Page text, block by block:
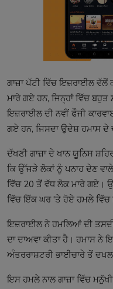
ਗਾਜ਼ਾ ਪੱਟੀ ਵਿੱਚ ਇਜ਼ਰਾਈਲ
ਮਾਰੇ ਗਏ ਹਨ, ਜਿਨ੍ਹਾਂ ਵਿੱਚ
ਇਜ਼ਰਾਈਲ ਦੀ ਨਵੀਂ ਫੌਜੀ
ਗਏ ਹਨ, ਜਿਸਦਾ ਉਦੇਸ਼ ਹਮਾਸ ਦੇ
ਦੱਖਣੀ ਗਾਜ਼ਾ ਦੇ ਖਾਨ ਯੂਨਿਸ
ਕਿ ਉੱਜੜੇ ਲੋਕਾਂ ਨੂੰ ਪਨਾਹ ਦੇਣ
ਵਿੱਚ 20 ਤੋਂ ਵੱਧ ਲੋਕ ਮਾਰੇ ਗਏ।
ਵਿੱਚ ਇੱਕ ਘਰ 'ਤੇ ਹੋਏ ਹਮਲੇ ਵਿੱਚ
ਇਜ਼ਰਾਈਲ ਨੇ ਹਮਲਿਆਂ ਦੀ
ਦਾ ਦਾਅਵਾ ਕੀਤਾ ਹੈ। ਹਮਾਸ
ਅੰਤਰਰਾਸ਼ਟਰੀ ਭਾਈਚਾਰੇ ਤੋਂ ਦਖਲ
ਇਸ ਹਮਲੇ ਨਾਲ ਗਾਜ਼ਾ ਵਿੱਚ